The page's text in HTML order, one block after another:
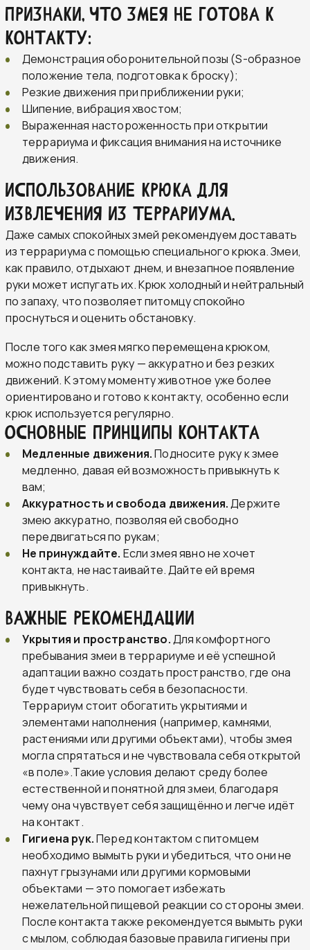
Признаки, что змея не готова к
контакту:
Демонстрация оборонительной позы (S-образное
положение тела, подготовка к броску);
Резкие движения при приближении руки;
Шипение, вибрация хвостом;
Выраженная настороженность при открытии
террариума и фиксация внимания на источнике
движения.
Использование крюка для
извлечения из террариума.
Даже самых спокойных змей рекомендуем доставать
из террариума с помощью специального крюка. Змеи,
как правило, отдыхают днем, и внезапное появление
руки может испугать их. Крюк холодный и нейтральный
по запаху, что позволяет питомцу спокойно
проснуться и оценить обстановку.
После того как змея мягко перемещена крюком,
можно подставить руку — аккуратно и без резких
движений. К этому моменту животное уже более
ориентировано и готово к контакту, особенно если
крюк используется регулярно.
Основные принципы контакта
Медленные движения.Подносите руку к змее
медленно, давая ей возможность привыкнуть к
вам;
Аккуратность и свобода движения.Держите
змею аккуратно, позволяя ей свободно
передвигаться по рукам;
Не принуждайте. Если змея явно не хочет
контакта, не настаивайте. Дайте ей время
привыкнуть.
Важные рекомендации
Укрытия и пространство.Для комфортного
пребывания змеи в террариуме и её успешной
адаптации важно создать пространство, где она
будет чувствовать себя в безопасности.
Террариум стоит обогатить укрытиями и
элементами наполнения (например, камнями,
растениями или другими объектами), чтобы змея
могла спрятаться и не чувствовала себя открытой
«в поле».Такие условия делают среду более
естественной и понятной для змеи, благодаря
чему она чувствует себя защищённо и легче идёт
на контакт.
Гигиена рук.Перед контактом с питомцем
необходимо вымыть руки и убедиться, что они не
пахнут грызунами или другими кормовыми
объектами — это помогает избежать
нежелательной пищевой реакции со стороны змеи.
После контакта также рекомендуется вымыть руки
с мылом, соблюдая базовые правила гигиены при